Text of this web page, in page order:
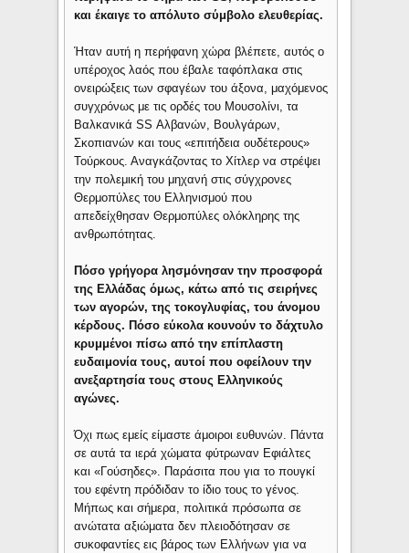
και έκαιγε το απόλυτο σύμβολο ελευθερίας.
Ήταν αυτή η περήφανη χώρα βλέπετε, αυτός ο
υπέροχος λαός που έβαλε ταφόπλακα στις
ονειρώξεις των σφαγέων του άξονα, μαχόμενος
συγχρόνως με τις ορδές του Μουσολίνι, τα
Βαλκανικά SS Αλβανών, Βουλγάρων,
Σκοπιανών και τους «επιτήδεια ουδέτερους»
Τούρκους. Αναγκάζοντας το Χίτλερ να στρέψει
την πολεμική του μηχανή στις σύγχρονες
Θερμοπύλες του Ελληνισμού που
απεδείχθησαν Θερμοπύλες ολόκληρης της
ανθρωπότητας.
Πόσο γρήγορα λησμόνησαν την προσφορά
της Ελλάδας όμως, κάτω από τις σειρήνες
των αγορών, της τοκογλυφίας, του άνομου
κέρδους. Πόσο εύκολα κουνούν το δάχτυλο
κρυμμένοι πίσω από την επίπλαστη
ευδαιμονία τους, αυτοί που οφείλουν την
ανεξαρτησία τους στους Ελληνικούς
αγώνες.
Όχι πως εμείς είμαστε άμοιροι ευθυνών. Πάντα
σε αυτά τα ιερά χώματα φύτρωναν Εφιάλτες
και «Γούσηδες». Παράσιτα που για το πουγκί
του εφέντη πρόδιδαν το ίδιο τους το γένος.
Μήπως και σήμερα, πολιτικά πρόσωπα σε
ανώτατα αξιώματα δεν πλειοδότησαν σε
συκοφαντίες εις βάρος των Ελλήνων για να